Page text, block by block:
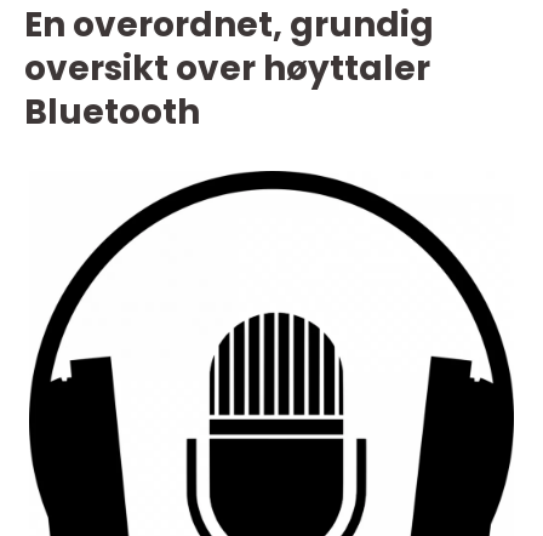
En overordnet, grundig
oversikt over høyttaler
Bluetooth